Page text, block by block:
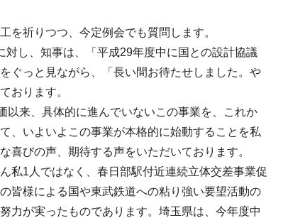
を祈りつつ、今定例会でも質問します。
し、知事は、「平成29年度中に国との設計協議
ぐっと見ながら、「長い間お待たせしました。や
おります。
来、具体的に進んでいないこの事業を、これか
、いよいよこの事業が本格的に始動することを私
喜びの声、期待する声をいただいております。
私1人ではなく、春日部駅付近連続立体交差事業促
皆様による国や東武鉄道への粘り強い要望活動の
力が実ったものであります。埼玉県は、今年度中